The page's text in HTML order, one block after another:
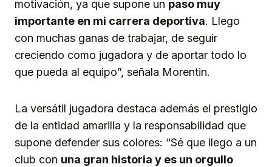
motivación, ya que supone un paso muy
importante en mi carrera deportiva. Llego
con muchas ganas de trabajar, de seguir
creciendo como jugadora y de aportar todo lo
que pueda al equipo”, señala Morentin.
La versátil jugadora destaca además el prestigio
de la entidad amarilla y la responsabilidad que
supone defender sus colores: “Sé que llego a un
club con una gran historia y es un orgullo